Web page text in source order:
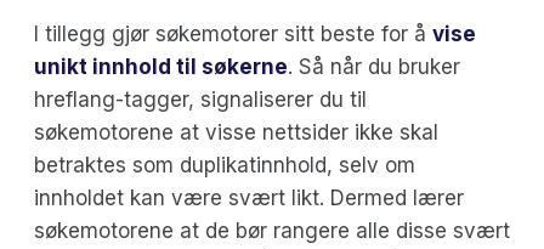
I tillegg gjør søkemotorer sitt beste for å vise
unikt innhold til søkerne. Så når du bruker
hreflang-tagger, signaliserer du til
søkemotorene at visse nettsider ikke skal
betraktes som duplikatinnhold, selv om
innholdet kan være svært likt. Dermed lærer
søkemotorene at de bør rangere alle disse svært